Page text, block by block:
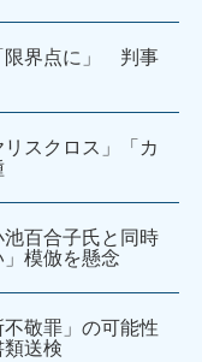
限界点に」 判事
スクロス」「カ
百合子氏と同時
模倣を懸念
敬罪」の可能性
送検